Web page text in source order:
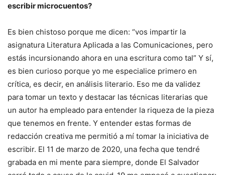
escribir microcuentos?
Es bien chistoso porque me dicen: “vos impartir la
asignatura Literatura Aplicada a las Comunicaciones, pero
estás incursionando ahora en una escritura como tal” Y sí,
es bien curioso porque yo me especialice primero en
crítica, es decir, en análisis literario. Eso me da validez
para tomar un texto y destacar las técnicas literarias que
un autor ha empleado para entender la riqueza de la pieza
que tenemos en frente. Y entender estas formas de
redacción creativa me permitió a mí tomar la iniciativa de
escribir. El 11 de marzo de 2020, una fecha que tendré
grabada en mi mente para siempre, donde El Salvador